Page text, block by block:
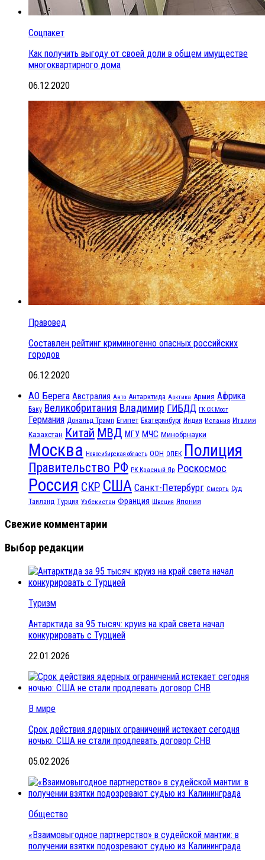
Соцпакет
Как получить выгоду от своей доли в общем имуществе
многоквартирного дома
06.12.2020
Правовед
Составлен рейтинг криминогенно опасных российских
городов
06.12.2020
АО Берега Австралия Авто Антарктида Арктика Армия Африка
Баку Великобритания Владимир ГИБДД ГК СК Мост
Германия Дональд Трамп Египет Екатеринбург Индия Испания Италия
Казахстан Китай МВД МГУ МЧС Минобрнауки
Москва Новосибирская область ООН ОПЕК Полиция
Правительство РФ РК Красный Яр Роскосмос
Россия СКР США Санкт-Петербург Смерть Суд
Таиланд Турция Узбекистан Франция Швеция Япония
Свежие комментарии
Выбор редакции
Туризм
Антарктида за 95 тысяч: круиз на край света начал
конкурировать с Турцией
22.01.2026
В мире
Срок действия ядерных ограничений истекает сегодня
ночью: США не стали продлевать договор СНВ
05.02.2026
Общество
«Взаимовыгодное партнерство» в судейской мантии: в
получении взятки подозревают судью из Калининграда